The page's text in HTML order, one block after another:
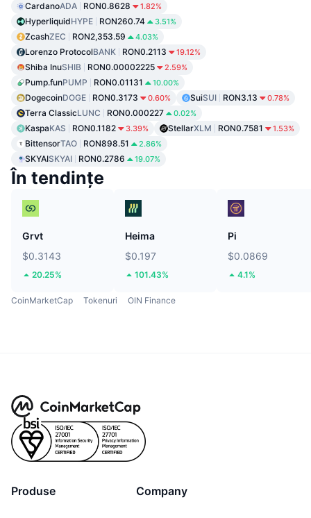
CardanoADA RON0.8628 1.82%
HyperliquidHYPE RON260.74 3.51%
ZcashZEC RON2,353.59 4.03%
Lorenzo ProtocolBANK RON0.2113 19.12%
Shiba InuSHIB RON0.00002225 2.59%
Pump.funPUMP RON0.01131 10.00%
DogecoinDOGE RON0.3173 0.60% SuiSUI RON3.13 0.78%
Terra ClassicLUNC RON0.000227 0.02%
KaspaKAS RON0.1182 3.39% StellarXLM RON0.7581 1.53%
BittensorTAO RON898.51 2.86%
SKYAISKYAI RON0.2786 19.07%
În tendințe
Grvt
$0.3143
20.25%
Heima
$0.197
101.43%
Pi
$0.0869
4.1%
CoinMarketCap Tokenuri OIN Finance
Produse Company